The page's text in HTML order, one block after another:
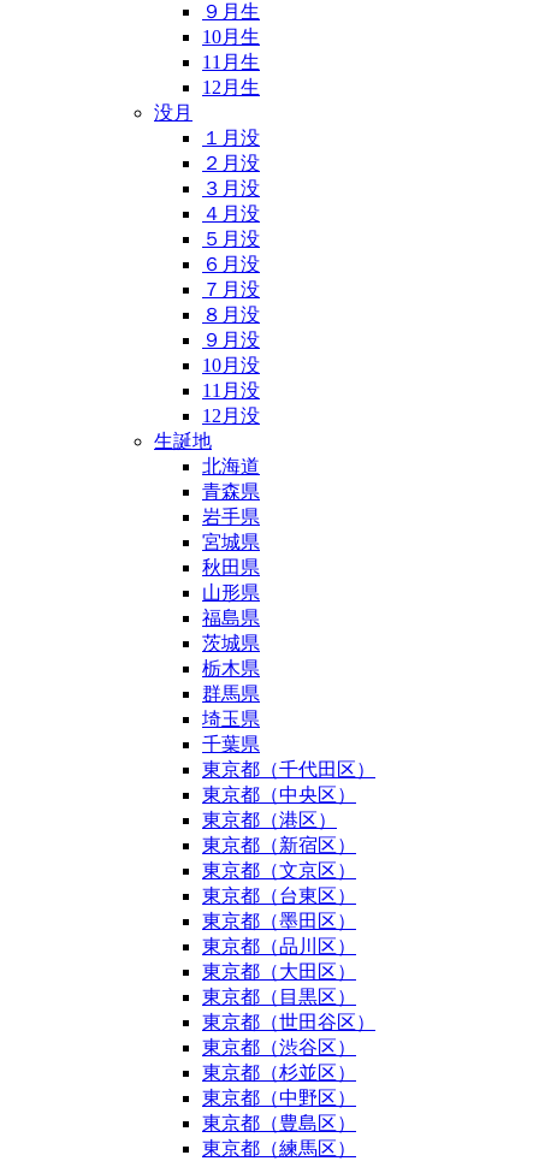
９月生
10月生
11月生
12月生
没月
１月没
２月没
３月没
４月没
５月没
６月没
７月没
８月没
９月没
10月没
11月没
12月没
生誕地
北海道
青森県
岩手県
宮城県
秋田県
山形県
福島県
茨城県
栃木県
群馬県
埼玉県
千葉県
東京都（千代田区）
東京都（中央区）
東京都（港区）
東京都（新宿区）
東京都（文京区）
東京都（台東区）
東京都（墨田区）
東京都（品川区）
東京都（大田区）
東京都（目黒区）
東京都（世田谷区）
東京都（渋谷区）
東京都（杉並区）
東京都（中野区）
東京都（豊島区）
東京都（練馬区）